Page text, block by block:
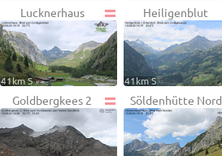
Lucknerhaus
41km S
Heiligenblut
41km S
Goldbergkees 2 Söldenhütte Nord